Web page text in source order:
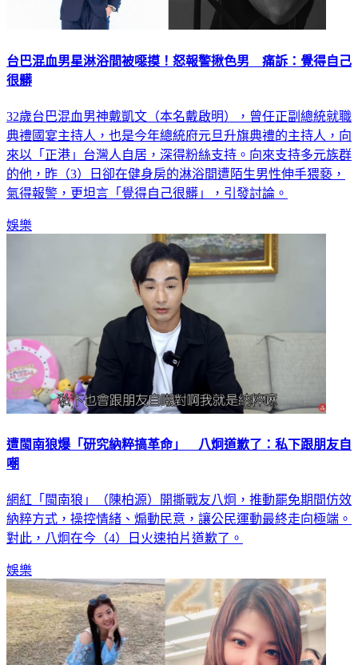
台巴混血男星淋浴間被噁摸！怒報警揪色男 痛訴：覺得自己
很髒
32歲台巴混血男神戴凱文（本名戴啟明），曾任正副總統就職
典禮國宴主持人，也是今年總統府元旦升旗典禮的主持人，向
來以「正港」台灣人自居，深得粉絲支持。向來支持多元族群
的他，昨（3）日卻在健身房的淋浴間遭陌生男性伸手猥褻，
氣得報警，更坦言「覺得自己很髒」，引發討論。
娛樂
遭閩南狼爆「研究納粹搞革命」 八炯道歉了：私下跟朋友自
嘲
網紅「閩南狼」（陳柏源）開撕戰友八炯，推動罷免期間仿效
納粹方式，操控情緒、煽動民意，讓公民運動最終走向極端。
對此，八炯在今（4）日火速拍片道歉了。
娛樂